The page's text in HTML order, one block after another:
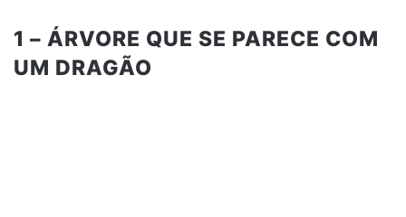
1 – ÁRVORE QUE SE PARECE COM
UM DRAGÃO